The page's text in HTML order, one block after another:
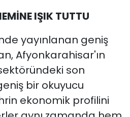
IŞIK TUTTU
yayınlanan geniş
Afyonkarahisar'ın
son
bir okuyucu
ekonomik profilini